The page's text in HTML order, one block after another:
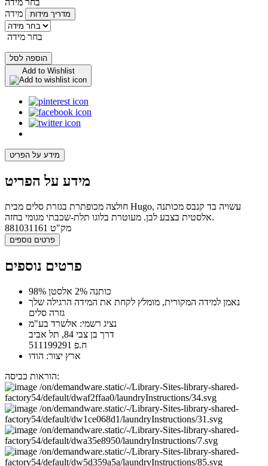
בחר מידה
מידה
מדריך מידות
בחר מידה
הוספה לסל
Add to Wishlist
מידע על הפריט
מידע על הפריט
חולצה מכופתרת בגזרת סלים מבית Hugo, עשויה בד קנבס מכותנה
אלסטית בצבע לבן. מעוטרת בלוגו תלת-שכבתי מגומי בחזה.
מק"ט 881031161
פרטים נוספים
פרטים נוספים
98% כותנה 2% אלסטן
נאמן למידה המקורית, מומלץ לקחת את המידה הרגילה שלך
גזרה סלים
נציג רשמי: אלשרד בע"מ
דרך בן צבי 84, תל אביב
ח.פ 511199291
ארץ יצור: הודו
הוראות כביסה: